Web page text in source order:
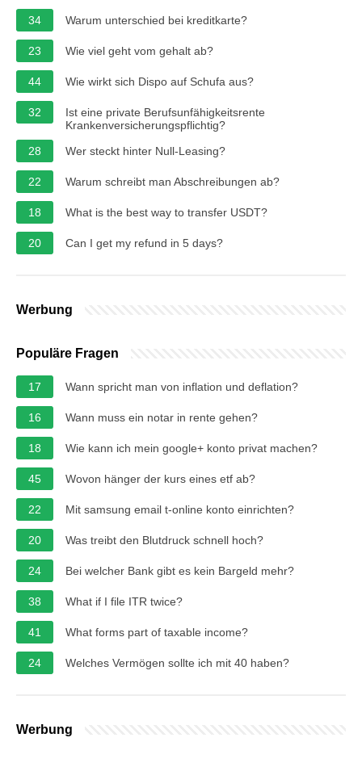
34
Warum unterschied bei kreditkarte?
23 Wie viel geht vom gehalt ab?
44 Wie wirkt sich Dispo auf Schufa aus?
32
Ist eine private Berufsunfähigkeitsrente
Krankenversicherungspflichtig?
28
Wer steckt hinter Null-Leasing?
22 Warum schreibt man Abschreibungen ab?
18 What is the best way to transfer USDT?
20 Can I get my refund in 5 days?
Werbung
Populäre Fragen
17 Wann spricht man von inflation und deflation?
16 Wann muss ein notar in rente gehen?
18 Wie kann ich mein google+ konto privat machen?
45 Wovon hänger der kurs eines etf ab?
22 Mit samsung email t-online konto einrichten?
20 Was treibt den Blutdruck schnell hoch?
24 Bei welcher Bank gibt es kein Bargeld mehr?
38 What if I file ITR twice?
41 What forms part of taxable income?
24 Welches Vermögen sollte ich mit 40 haben?
Werbung